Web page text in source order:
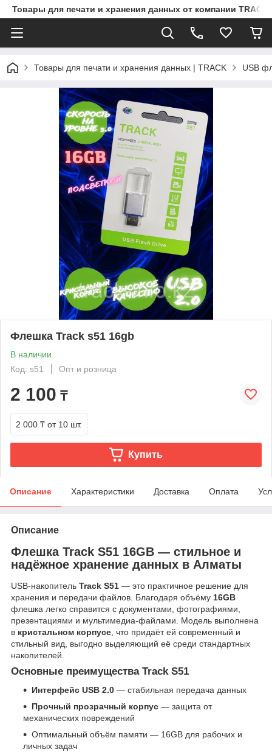
Товары для печати и хранения данных от компании TRACK
Товары для печати и хранения данных | TRACK USB
Флешка Track s51 16gb
В наличии
Код: s51
Опт и розница
2 100 ₸
2 000 ₸ от 10 шт.
Купить
Описание Характеристики Доставка Оплата
Описание
Флешка Track S51 16GB — стильное и
надёжное хранение данных в Алматы
USB-накопитель Track S51 — это практичное решение для
хранения и передачи файлов. Благодаря объёму 16GB
флешка легко справится с документами, фотографиями,
презентациями и мультимедиа-файлами. Модель выполнена
в кристальном корпусе, что придаёт ей современный и
стильный вид, выгодно выделяющий её среди стандартных
накопителей.
Основные преимущества Track S51
Интерфейс USB 2.0 — стабильная передача данных
Прочный прозрачный корпус — защита от
механических повреждений
Оптимальный объём памяти — 16GB для рабочих и
личных задач